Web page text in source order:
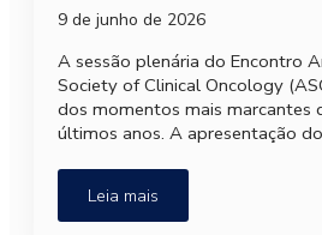
9 de junho de 2026
A sessão plenária do Encontro
Society of Clinical Oncology
dos momentos mais marcantes
últimos anos. A apresentação
Leia mais